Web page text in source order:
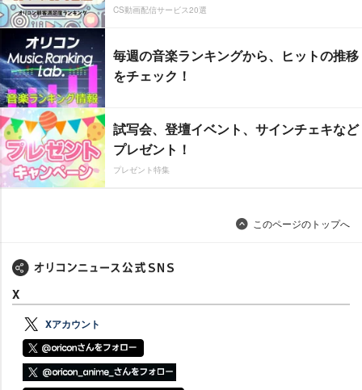
CS動画配信サービス20選
毎週の音楽ランキングから、ヒットの推移
をチェック！
試写会、登壇イベント、サインチェキなど
プレゼント！
プレゼント特集
このページのトップへ
X
Xアカウント